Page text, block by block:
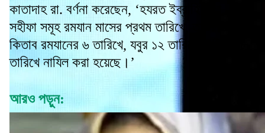
কাতাদাহ রা. বর্ণনা করেছেন, ‘হযরত ইব্রাহিম আ.-এর
সহীফা সমূহ রমযান মাসের প্রথম তারিখে, তাওরাত
কিতাব রমযানের ৬ তারিখে, যবুর ১২ তারিখে, ইঞ্জিল ১৮
তারিখে নাযিল করা হয়েছে।’
আরও পড়ুন: